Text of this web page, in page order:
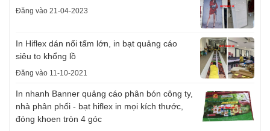
Đăng vào 21-04-2023
In Hiflex dán nối tấm lớn, in bạt quảng cáo
siêu to khổng lồ
Đăng vào 11-10-2021
In nhanh Banner quảng cáo phân bón công ty,
nhà phân phối - bạt hiflex in mọi kích thước,
đóng khoen tròn 4 góc